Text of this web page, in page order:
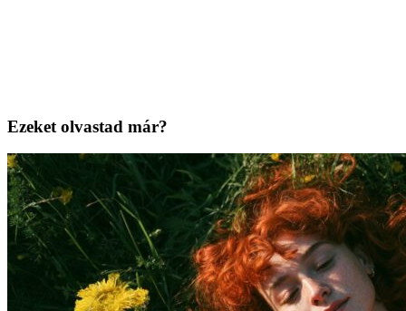
Ezeket olvastad már?